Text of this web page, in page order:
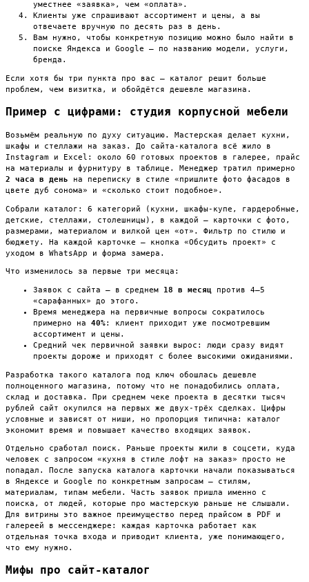
уместнее «заявка», чем «оплата».
Клиенты уже спрашивают ассортимент и цены, а вы
отвечаете вручную по десять раз в день.
Вам нужно, чтобы конкретную позицию можно было найти в
поиске Яндекса и Google — по названию модели, услуги,
бренда.
Если хотя бы три пункта про вас — каталог решит больше
проблем, чем визитка, и обойдётся дешевле магазина.
Пример с цифрами: студия корпусной мебели
Возьмём реальную по духу ситуацию. Мастерская делает кухни,
шкафы и стеллажи на заказ. До сайта-каталога всё жило в
Instagram и Excel: около 60 готовых проектов в галерее, прайс
на материалы и фурнитуру в таблице. Менеджер тратил примерно
2 часа в день на переписку в стиле «пришлите фото фасадов в
цвете дуб сонома» и «сколько стоит подобное».
Собрали каталог: 6 категорий (кухни, шкафы-купе, гардеробные,
детские, стеллажи, столешницы), в каждой — карточки с фото,
размерами, материалом и вилкой цен «от». Фильтр по стилю и
бюджету. На каждой карточке — кнопка «Обсудить проект» с
уходом в WhatsApp и форма замера.
Что изменилось за первые три месяца:
Заявок с сайта — в среднем 18 в месяц против 4–5
«сарафанных» до этого.
Время менеджера на первичные вопросы сократилось
примерно на 40%: клиент приходит уже посмотревшим
ассортимент и цены.
Средний чек первичной заявки вырос: люди сразу видят
проекты дороже и приходят с более высокими ожиданиями.
Разработка такого каталога под ключ обошлась дешевле
полноценного магазина, потому что не понадобились оплата,
склад и доставка. При среднем чеке проекта в десятки тысяч
рублей сайт окупился на первых же двух-трёх сделках. Цифры
условные и зависят от ниши, но пропорция типична: каталог
экономит время и повышает качество входящих заявок.
Отдельно сработал поиск. Раньше проекты жили в соцсети, куда
человек с запросом «кухня в стиле лофт на заказ» просто не
попадал. После запуска каталога карточки начали показываться
в Яндексе и Google по конкретным запросам — стилям,
материалам, типам мебели. Часть заявок пришла именно с
поиска, от людей, которые про мастерскую раньше не слышали.
Для витрины это важное преимущество перед прайсом в PDF и
галереей в мессенджере: каждая карточка работает как
отдельная точка входа и приводит клиента, уже понимающего,
что ему нужно.
Мифы про сайт-каталог